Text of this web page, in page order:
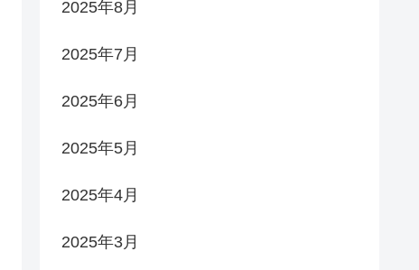
2025年8月
2025年7月
2025年6月
2025年5月
2025年4月
2025年3月